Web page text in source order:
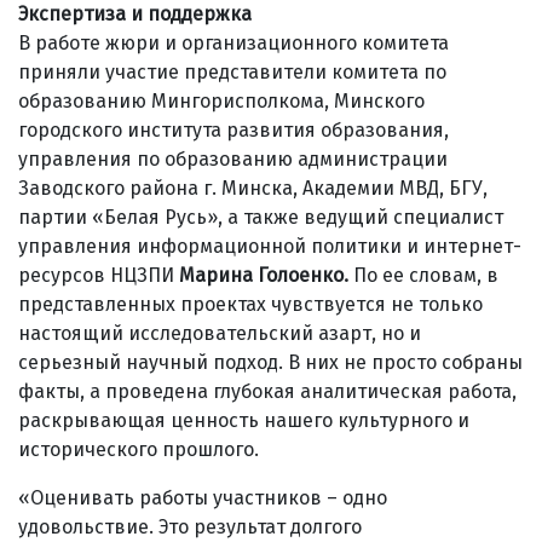
Экспертиза и поддержка
В работе жюри и организационного комитета
приняли участие представители комитета по
образованию Мингорисполкома, Минского
городского института развития образования,
управления по образованию администрации
Заводского района г. Минска, Академии МВД, БГУ,
партии «Белая Русь», а также ведущий специалист
управления информационной политики и интернет-
ресурсов НЦЗПИ Марина Голоенко. По ее словам, в
представленных проектах чувствуется не только
настоящий исследовательский азарт, но и
серьезный научный подход. В них не просто собраны
факты, а проведена глубокая аналитическая работа,
раскрывающая ценность нашего культурного и
исторического прошлого.
«Оценивать работы участников – одно
удовольствие. Это результат долгого